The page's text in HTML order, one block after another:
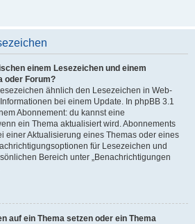
einem Lesezeichen und einem
oder Forum?
ähnlich den Lesezeichen in Web-
bei einem Update. In phpBB 3.1
Abonnement: du kannst eine
ein Thema aktualisiert wird. Abonnements
einer Aktualisierung eines Themas oder eines
für Lesezeichen und
Bereich unter „Benachrichtigungen
auf ein Thema setzen oder ein Thema